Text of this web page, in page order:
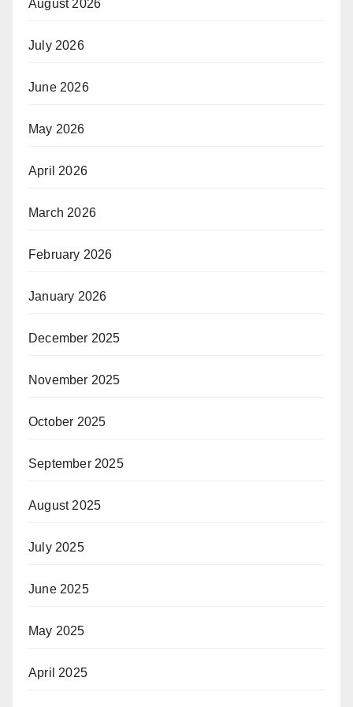
August 2026
July 2026
June 2026
May 2026
April 2026
March 2026
February 2026
January 2026
December 2025
November 2025
October 2025
September 2025
August 2025
July 2025
June 2025
May 2025
April 2025